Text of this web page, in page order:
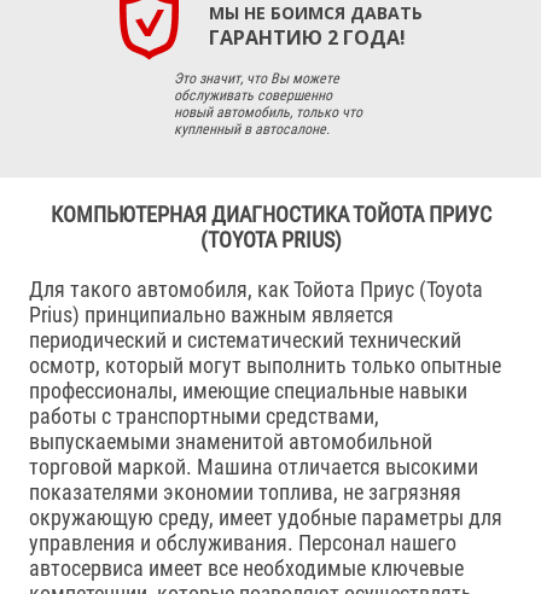
МЫ НЕ БОИМСЯ ДАВАТЬ
ГАРАНТИЮ 2 ГОДА!
Это значит, что Вы можете
обслуживать совершенно
новый автомобиль, только что
купленный в автосалоне.
КОМПЬЮТЕРНАЯ ДИАГНОСТИКА ТОЙОТА ПРИУС
(TOYOTA PRIUS)
Для такого автомобиля, как Тойота Приус (Toyota
Prius) принципиально важным является
периодический и систематический технический
осмотр, который могут выполнить только опытные
профессионалы, имеющие специальные навыки
работы с транспортными средствами,
выпускаемыми знаменитой автомобильной
торговой маркой. Машина отличается высокими
показателями экономии топлива, не загрязняя
окружающую среду, имеет удобные параметры для
управления и обслуживания. Персонал нашего
автосервиса имеет все необходимые ключевые